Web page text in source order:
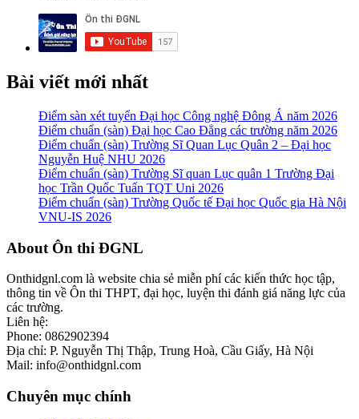
Bài viết mới nhất
Điểm sàn xét tuyển Đại học Công nghệ Đông Á năm 2026
Điểm chuẩn (sàn) Đại học Cao Đẳng các trường năm 2026
Điểm chuẩn (sàn) Trường Sĩ Quan Lục Quân 2 – Đại học
Nguyễn Huệ NHU 2026
Điểm chuẩn (sàn) Trường Sĩ quan Lục quân 1 Trường Đại
học Trần Quốc Tuấn TQT Uni 2026
Điểm chuẩn (sàn) Trường Quốc tế Đại học Quốc gia Hà Nội
VNU-IS 2026
Footer
About Ôn thi ĐGNL
Onthidgnl.com là website chia sẻ miễn phí các kiến thức học tập,
thông tin về Ôn thi THPT, đại học, luyện thi đánh giá năng lực của
các trường.
Liên hệ:
Phone: 0862902394
Địa chỉ: P. Nguyễn Thị Thập, Trung Hoà, Cầu Giấy, Hà Nội
Mail: info@onthidgnl.com
Chuyên mục chính